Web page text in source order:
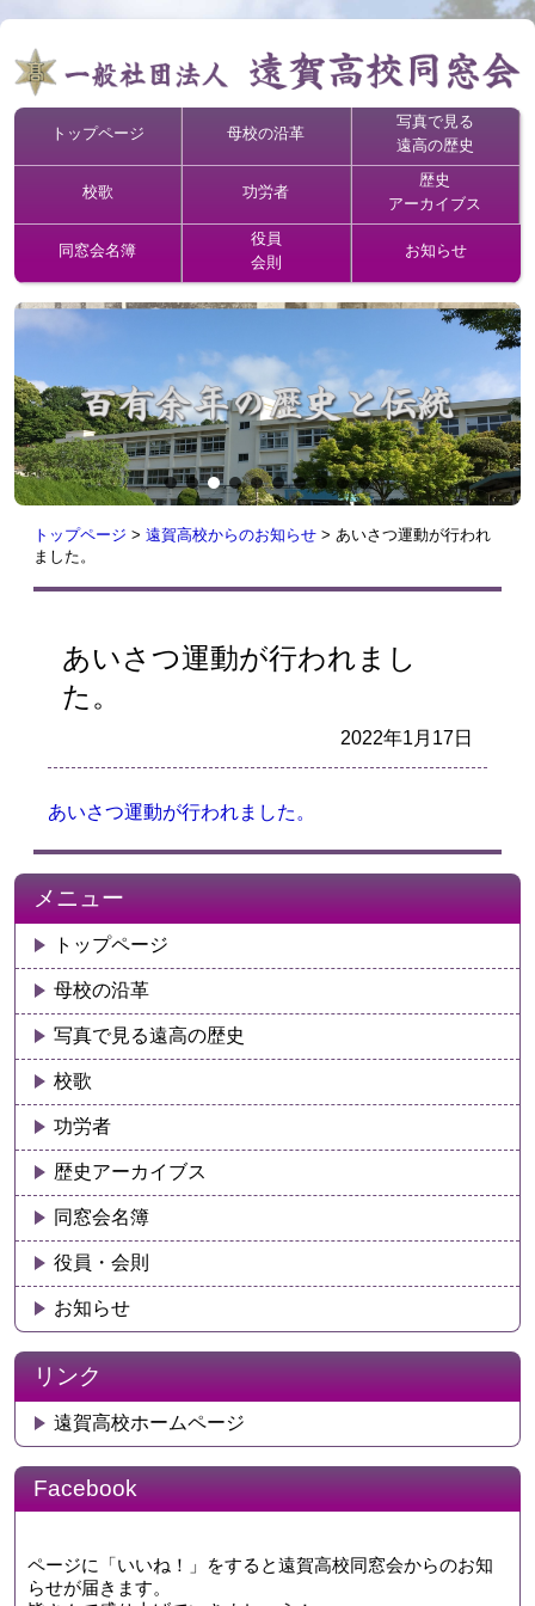
トップページ 母校の沿革
写真で見る
遠高の歴史
校歌 功労者
歴史
アーカイブス
同窓会名簿
役員
会則
お知らせ
トップページ > 遠賀高校からのお知らせ > あいさつ運動が行われ
ました。
あいさつ運動が行われまし
た。
2022年1月17日
あいさつ運動が行われました。
メニュー
トップページ
母校の沿革
写真で見る遠高の歴史
校歌
功労者
歴史アーカイブス
同窓会名簿
役員・会則
お知らせ
リンク
遠賀高校ホームページ
Facebook
ページに「いいね！」をすると遠賀高校同窓会からのお知
らせが届きます。